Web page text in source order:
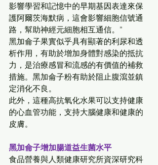
影響學習和記憶中的早期基因表達來保
護阿爾茨海默病，這會影響細胞信號通
路，幫助神經元細胞相互通信。”
黑加侖子果實似乎具有顯著的利尿和透
析作用，有助於增加身體對感染的抵抗
力，是治療感冒和流感的有價值的補救
措施。黑加侖子粉有助於阻止腹瀉並鎮
定消化不良。
此外，這種高抗氧化水果可以支持健康
的心血管功能，支持大腦健康和健康的
皮膚。
黑加侖子增加腸道益生菌水平
食品營養與人類健康研究所資深研究科